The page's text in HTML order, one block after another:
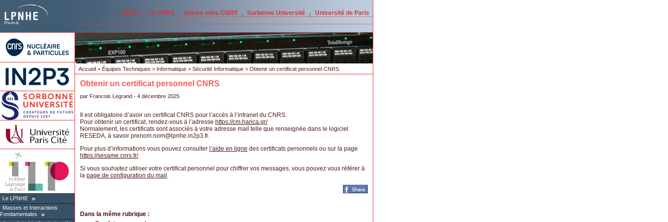
IN2P3 Le CNRS Autres sites CNRS Sorbonne Université Université de Paris
Le LPNHE
Masses et Interactions
Fondamentales
Accueil > Équipes Techniques > Informatique > Sécurité Informatique > Obtenir un certificat personnel CNRS
Obtenir un certificat personnel CNRS
par Francois Legrand - 4 décembre 2025
Il est obligatoire d’avoir un certificat CNRS pour l’accès à l’intranet du CNRS.
Pour obtenir un certificat, rendez-vous à l’adresse https://cm.harica.gr/
Normalement, les certificats sont associés à votre adresse mail telle que renseignée dans le logiciel
RESEDA, à savoir prenom.nom@ lpnhe.in2p3.fr.
Pour plus d’informations vous pouvez consulter l’aide en ligne des certificats personnels ou sur la page
https://sesame.cnrs.fr/.
Si vous souhaitez utiliser votre certificat personnel pour chiffrer vos messages, vous pouvez vous référer à
la page de configuration du mail .
Dans la même rubrique :